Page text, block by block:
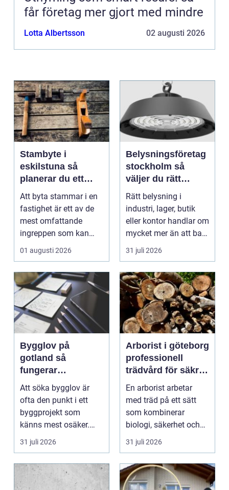
får företag mer gjort med mindre
Lotta Albertsson 02 augusti 2026
Stambyte i
eskilstuna så
planerar du ett
tryggt och hållbart
projekt
Att byta stammar i en
fastighet är ett av de
mest omfattande
ingreppen som kan
göras i ett hus. Samt...
01 augusti 2026
Belysningsföretag
stockholm så
väljer du rätt
partner för
professionell
ljussättning
Rätt belysning i
industri, lager, butik
eller kontor handlar om
mycket mer än att bara
få det ljust....
31 juli 2026
Bygglov på
gotland så
fungerar
processen från idé
till godkänt beslut
Att söka bygglov är
ofta den punkt i ett
byggprojekt som
känns mest osäker.
Frågorna hopar sig:
vilk...
31 juli 2026
Arborist i göteborg
professionell
trädvård för säkra
och friska träd
En arborist arbetar
med träd på ett sätt
som kombinerar
biologi, säkerhet och
hantverk. I en stad so...
31 juli 2026